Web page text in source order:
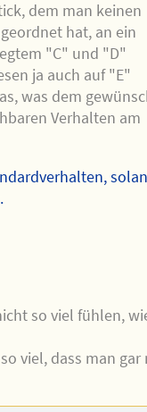
dem man keinen
hat, an ein
"C" und "D"
ja auch auf "E"
was dem
Verhalten am
so viel fühlen,
viel, dass man gar